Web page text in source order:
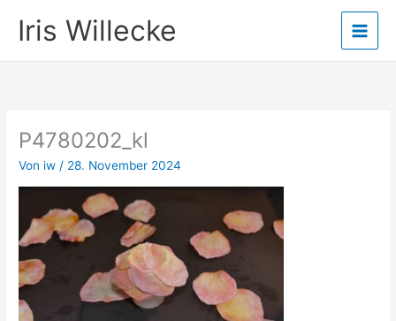
InhaltIris Willecke
P4780202_kl
Von iw / 28. November 2024